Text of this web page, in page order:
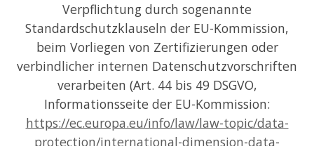
Verpflichtung durch sogenannte
Standardschutzklauseln der EU-Kommission,
beim Vorliegen von Zertifizierungen oder
verbindlicher internen Datenschutzvorschriften
verarbeiten (Art. 44 bis 49 DSGVO,
Informationsseite der EU-Kommission:
https://ec.europa.eu/info/law/law-topic/data-
protection/international-dimension-data-